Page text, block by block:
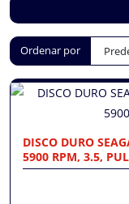
Ordenar por
DISCO DURO
5900 RPM, 3.5,